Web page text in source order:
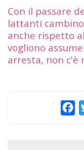
Con il passare
lattanti
anche rispetto
vogliono
arresta, non c'è